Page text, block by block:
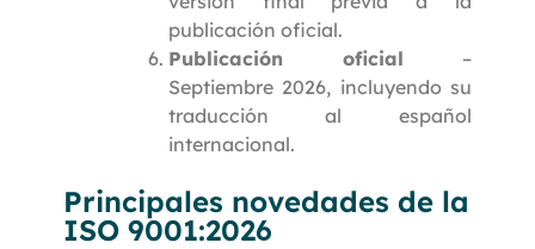
publicación oficial.
Publicación oficial –
Septiembre 2026, incluyendo su
traducción al español
internacional.
Principales novedades de la
ISO 9001:2026